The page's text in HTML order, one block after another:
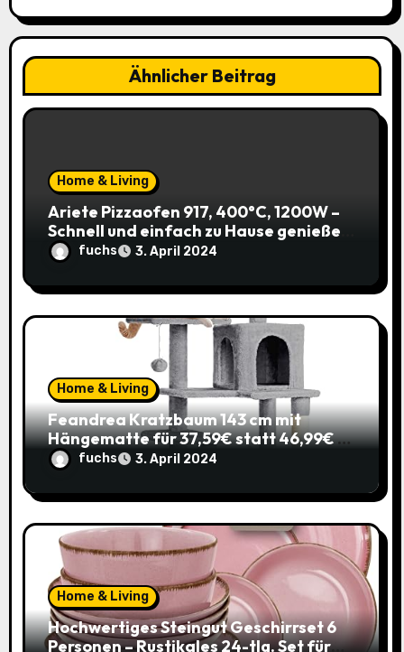
i
g
a
Ähnlicher Beitrag
Home & Living
Ariete Pizzaofen 917, 400°C, 1200W –
Schnell und einfach zu Hause genießen!
(Prime)
fuchs 3. April 2024
Home & Living
Feandrea Kratzbaum 143 cm mit
Hängematte für 37,59€ statt 46,99€ –
Katzenspaß zum Sparpreis!
fuchs 3. April 2024
Home & Living
Hochwertiges Steingut Geschirrset 6
Personen – Rustikales 24-tlg. Set für